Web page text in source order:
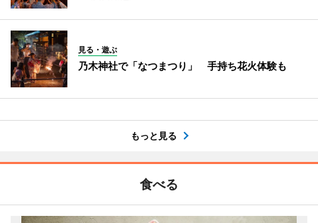
見る・遊ぶ
乃木神社で「なつまつり」 手持ち花火体験も
もっと見る
食べる